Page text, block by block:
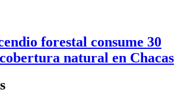
forestal consume 30
natural en Chacas